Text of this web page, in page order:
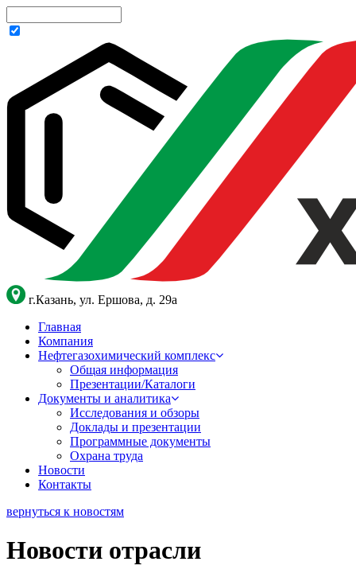
г.Казань, ул. Ершова, д. 29а
Главная
Компания
Нефтегазохимический комплекс
Общая информация
Презентации/Каталоги
Документы и аналитика
Исследования и обзоры
Доклады и презентации
Программные документы
Охрана труда
Новости
Контакты
вернуться к новостям
Новости отрасли